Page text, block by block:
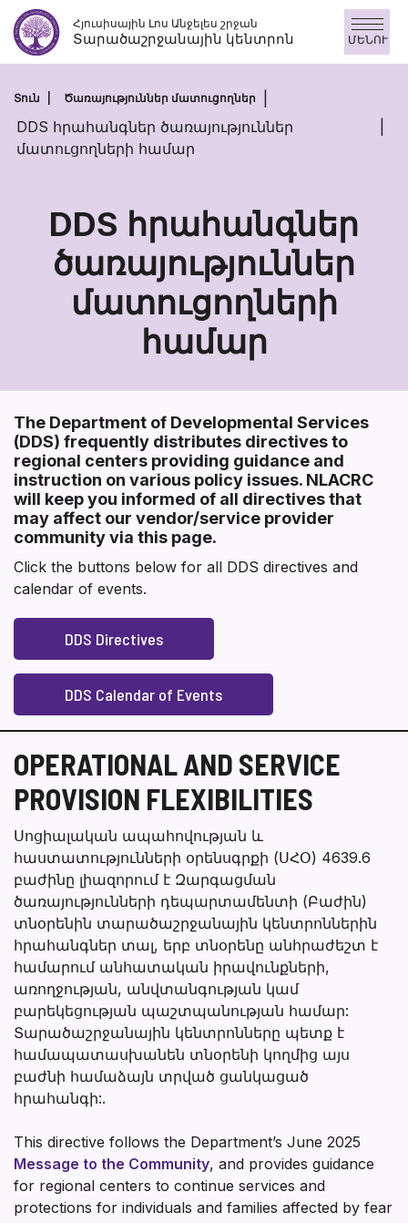
Անցնել
բովանդակությանըՀյուսիսային Լոս Անջելես շրջան
Տարածաշրջանային կենտրոն ՄԵՆՈՒ
Տուն Ծառայություններ մատուցողներ
DDS հրահանգներ ծառայություններ
մատուցողների համար
DDS հրահանգներ
ծառայություններ
մատուցողների
համար
DDS
հրահանգներ
համար
Section heading
The Department of Developmental Services
(DDS) frequently distributes directives to
regional centers providing guidance and
instruction on various policy issues. NLACRC
will keep you informed of all directives that
may affect our vendor/service provider
community via this page.
Click the buttons below for all DDS directives and
calendar of events.
DDS Directives
DDS Calendar of Events
OPERATIONAL AND SERVICE
PROVISION FLEXIBILITIES
Սոցիալական ապահովության և
հաստատությունների օրենսգրքի (ՍՀՕ) 4639.6
բաժինը լիազորում է Զարգացման
ծառայությունների դեպարտամենտի (Բաժին)
տնօրենին տարածաշրջանային կենտրոններին
հրահանգներ տալ, երբ տնօրենը անհրաժեշտ է
համարում անհատական իրավունքների,
առողջության, անվտանգության կամ
բարեկեցության պաշտպանության համար:
Տարածաշրջանային կենտրոնները պետք է
համապատասխանեն տնօրենի կողմից այս
բաժնի համաձայն տրված ցանկացած
հրահանգի:.
This directive follows the Department’s June 2025
Message to the Community, and provides guidance
for regional centers to continue services and
protections for individuals and families affected by fear